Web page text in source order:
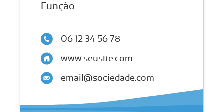
email@sociedade.com
06 12 34 56 78
www.seusite.com
Função